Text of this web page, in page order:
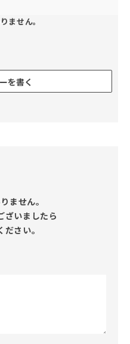
ません。
を書く
ません。
ざいましたら
さい。